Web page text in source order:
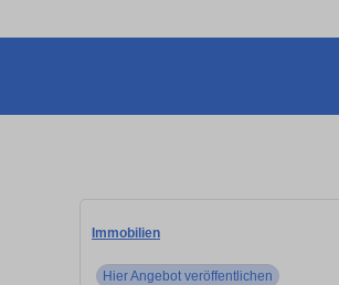
Immobilien
Hier Angebot veröffentlichen